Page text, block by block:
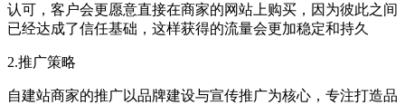
认可，客户会更愿意直接在商家的网站上购买，因为彼此之间
已经达成了信任基础，这样获得的流量会更加稳定和持久
2.推广策略
自建站商家的推广以品牌建设与宣传推广为核心，专注打造品